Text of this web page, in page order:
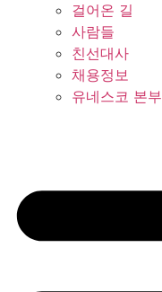
걸어온 길
사람들
친선대사
채용정보
유네스코 본부